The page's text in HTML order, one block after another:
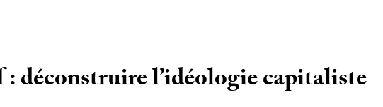
: déconstruire l’idéologie capitaliste